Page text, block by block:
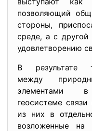
позволяющий
стороны,
среде, а с другой
удовлетворению
В результате
между
элементами в
геосистеме
из них в
возложенные на